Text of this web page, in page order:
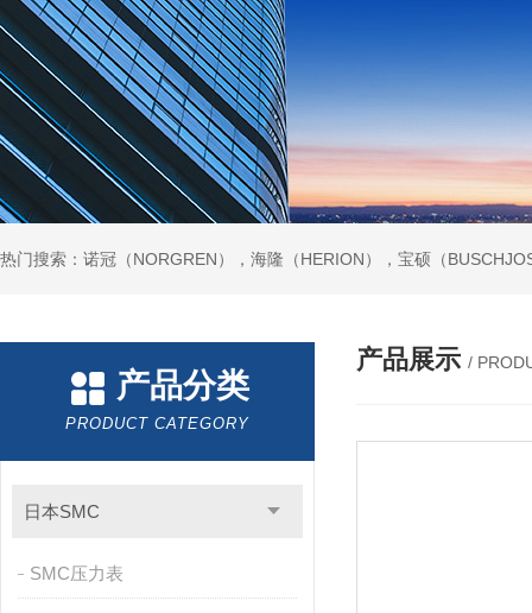
热门搜索：诺冠（NORGREN），海隆（HERION），宝硕（
产品分类
PRODUCT CATEGORY
日本SMC
SMC压力表
产品展示 /